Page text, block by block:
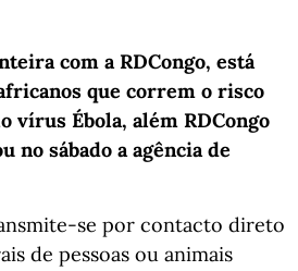
com a RDCongo, está
que correm o risco
vírus Ébola, além RDCongo
no sábado a agência de
se por contacto direto
de pessoas ou animais